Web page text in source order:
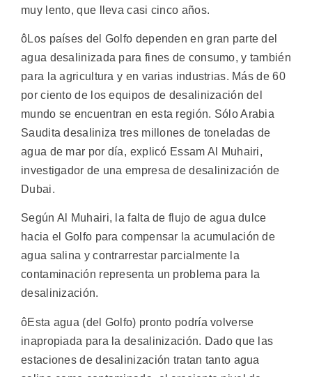
muy lento, que lleva casi cinco años.
ôLos países del Golfo dependen en gran parte del
agua desalinizada para fines de consumo, y también
para la agricultura y en varias industrias. Más de 60
por ciento de los equipos de desalinización del
mundo se encuentran en esta región. Sólo Arabia
Saudita desaliniza tres millones de toneladas de
agua de mar por día, explicó Essam Al Muhairi,
investigador de una empresa de desalinización de
Dubai.
Según Al Muhairi, la falta de flujo de agua dulce
hacia el Golfo para compensar la acumulación de
agua salina y contrarrestar parcialmente la
contaminación representa un problema para la
desalinización.
ôEsta agua (del Golfo) pronto podría volverse
inapropiada para la desalinización. Dado que las
estaciones de desalinización tratan tanto agua